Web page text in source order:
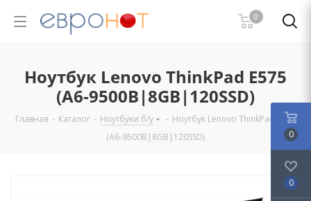
0
Ноутбук Lenovo ThinkPad E575
(A6-9500B|8GB|120SSD)
Главная - Каталог - Ноутбуки б/у - Ноутбук Lenovo ThinkPad E575
(A6-9500B|8GB|120SSD)
0
0